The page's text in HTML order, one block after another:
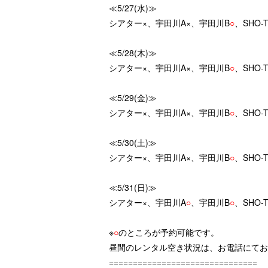
≪5/27(水)≫
シアター×、宇田川A×、宇田川B○、SHO-
≪5/28(木)≫
シアター×、宇田川A×、宇田川B○、SHO-
≪5/29(金)≫
シアター×、宇田川A×、宇田川B○、SHO-
≪5/30(土)≫
シアター×、宇田川A×、宇田川B○、SHO-
≪5/31(日)≫
シアター×、宇田川A○、宇田川B○、SHO-
※○のところが予約可能です。
昼間のレンタル空き状況は、お電話にて
===============================